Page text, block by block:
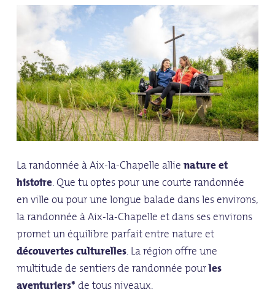
La randonnée à Aix-la-Chapelle allienature et
histoire. Que tu optes pour une courte randonnée
en ville ou pour une longue balade dans les environs,
la randonnée à Aix-la-Chapelle et dans ses environs
promet un équilibre parfait entre nature et
découvertes culturelles. La région offre une
multitude de sentiers de randonnée pourles
aventuriers*de tous niveaux.